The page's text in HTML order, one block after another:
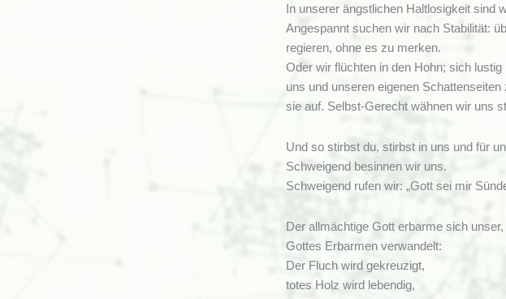
In unserer ängstlichen Haltlosigkeit sind
Angespannt suchen wir nach Stabilität:
regieren, ohne es zu merken.
Oder wir flüchten in den Hohn; sich
uns und unseren eigenen
sie auf. Selbst-Gerecht wähnen wir uns
Und so stirbst du, stirbst in uns und für
Schweigend besinnen wir uns.
Schweigend rufen wir: „Gott sei mir
Der allmächtige Gott erbarme sich
Gottes Erbarmen verwandelt:
Der Fluch wird gekreuzigt,
totes Holz wird lebendig,